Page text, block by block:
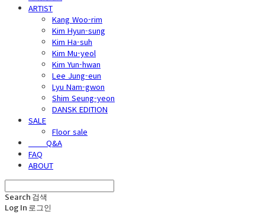
ARTIST
Kang Woo-rim
Kim Hyun-sung
Kim Ha-suh
Kim Mu-yeol
Kim Yun-hwan
Lee Jung-eun
Lyu Nam-gwon
Shim Seung-yeon
DANSK EDITION
SALE
Floor sale
⠀⠀⠀Q&A
FAQ
ABOUT
Search 검색
Log In 로그인